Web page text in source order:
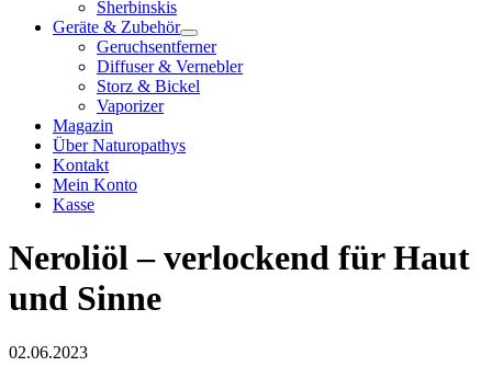
Sherbinskis
Geräte & Zubehör
Geruchsentferner
Diffuser & Vernebler
Storz & Bickel
Vaporizer
Magazin
Über Naturopathys
Kontakt
Mein Konto
Kasse
Neroliöl – verlockend für Haut
und Sinne
02.06.2023